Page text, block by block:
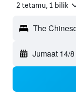
2 tetamu, 1 bilik
Jumaat 14/8